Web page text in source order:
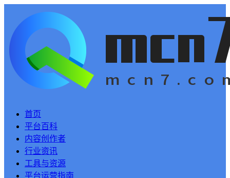
首页
平台百科
内容创作者
行业资讯
工具与资源
平台运营指南